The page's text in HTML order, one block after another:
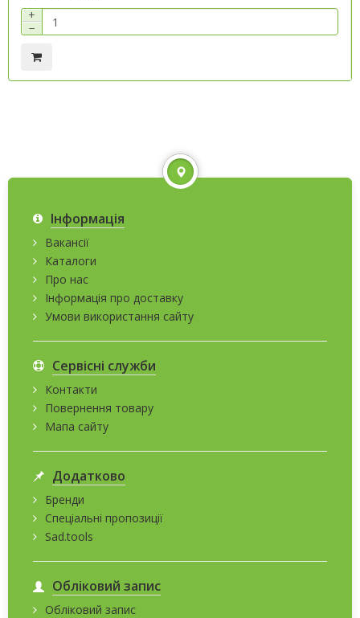
+
−
Інформація
Вакансії
Каталоги
Про нас
Інформація про доставку
Умови використання сайту
Сервісні служби
Контакти
Повернення товару
Мапа сайту
Додатково
Бренди
Спеціальні пропозиції
Sad.tools
Обліковий запис
Обліковий запис